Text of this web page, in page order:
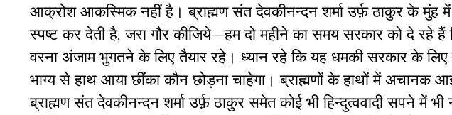
आक्रोश आकस्मिक नहीं है। ब्राह्मण संत देवकीनन्दन शर्मा उर्फ़ ठाकुर के
स्पष्ट कर देती है, जरा गौर कीजिये—हम दो महीने का समय सरकार को दे रहे
वरना अंजाम भुगतने के लिए तैयार रहे। ध्यान रहे कि यह धमकी सरकार के लिए
भाग्य से हाथ आया छींका कौन छोड़ना चाहेगा। ब्राह्मणों के हाथों में अचानक
ब्राह्मण संत देवकीनन्दन शर्मा उर्फ़ ठाकुर समेत कोई भी हिन्दुत्ववादी सपने में